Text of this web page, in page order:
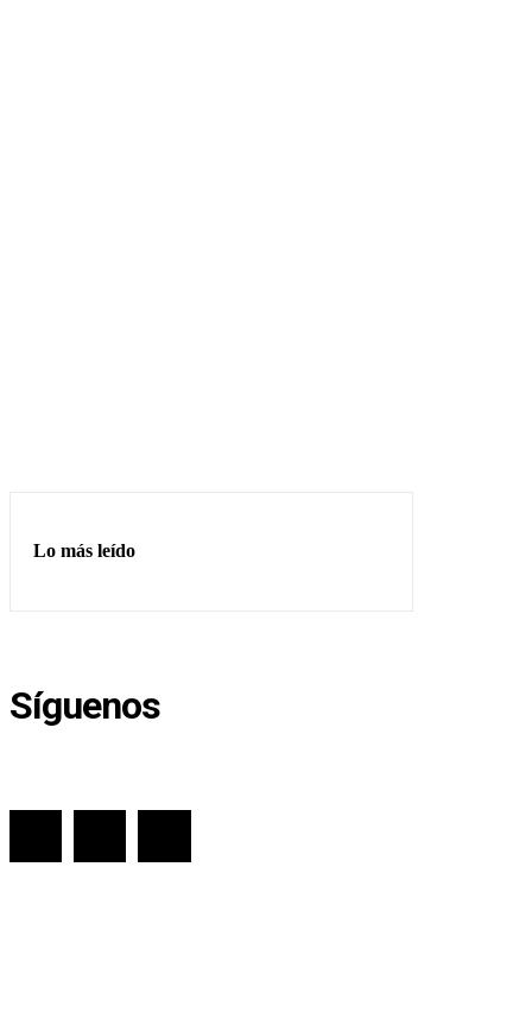
Lo más leído
Síguenos